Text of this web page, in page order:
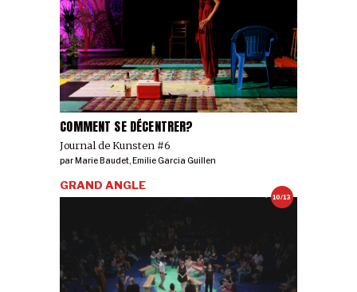
COMMENT SE DÉCENTRER?
Journal de Kunsten #6
par Marie Baudet, Emilie Garcia Guillen
10/13
GRAND ANGLE